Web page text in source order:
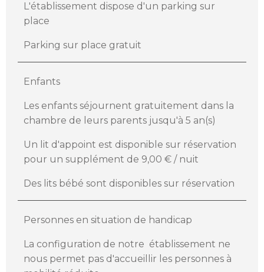
L'établissement dispose d'un parking sur
place
Parking sur place gratuit
Enfants
Les enfants séjournent gratuitement dans la
chambre de leurs parents jusqu'à 5 an(s)
Un lit d'appoint est disponible sur réservation
pour un supplément de 9,00 € / nuit
Des lits bébé sont disponibles sur réservation
Personnes en situation de handicap
La configuration de notre établissement ne
nous permet pas d'accueillir les personnes à